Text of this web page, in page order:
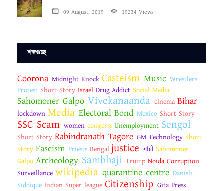
09 August, 2019 19234 Views
শব্দগুচ্ছ
Coorona Midnight Knock Casteism Music Wrestlers
Protest Short Story Israel Drug Addict Social Media
Sahomoner Galpo Vivekanaanda cinema Bihar
lockdown Media Electoral Bond Mexico Short Story
SSC Scam women congerss Unemployment Sengol
Short Story Rabindranath Tagore GM Technology Short
Story Fascism Priests Bengal justice নারী Sahomoner
Galpo Archeology Sambhaji Trump Noida Corruption
Surveillance wikipedia quarantine centre Danish
Siddique Indian Super league Citizenship Gita Press